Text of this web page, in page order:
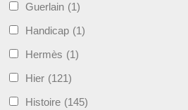
Guerlain (1)
Handicap (1)
Hermès (1)
Hier (121)
Histoire (145)